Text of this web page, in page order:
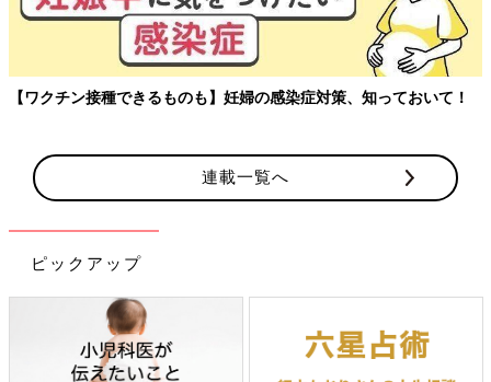
ておいて！
連載一覧へ
ピックアップ